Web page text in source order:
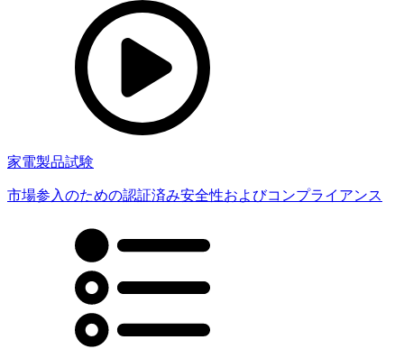
家電製品試験
市場参入のための認証済み安全性およびコンプライアンス